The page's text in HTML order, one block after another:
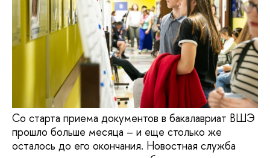
Со старта приема документов в бакалавриат ВШЭ
прошло больше месяца – и еще столько же
осталось до его окончания. Новостная служба